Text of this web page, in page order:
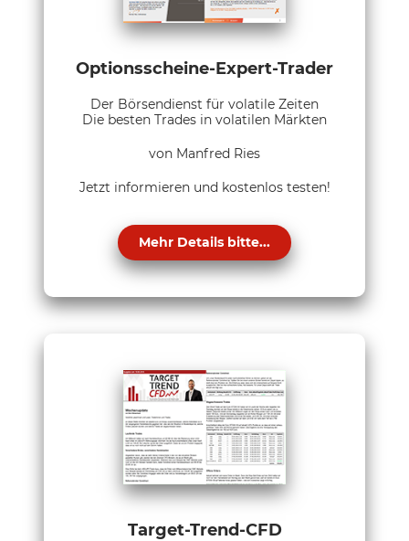
Optionsscheine-Expert-Trader
Der Börsendienst für volatile Zeiten
Die besten Trades in volatilen Märkten
von Manfred Ries
Jetzt informieren und kostenlos testen!
Mehr Details bitte...
Target-Trend-CFD